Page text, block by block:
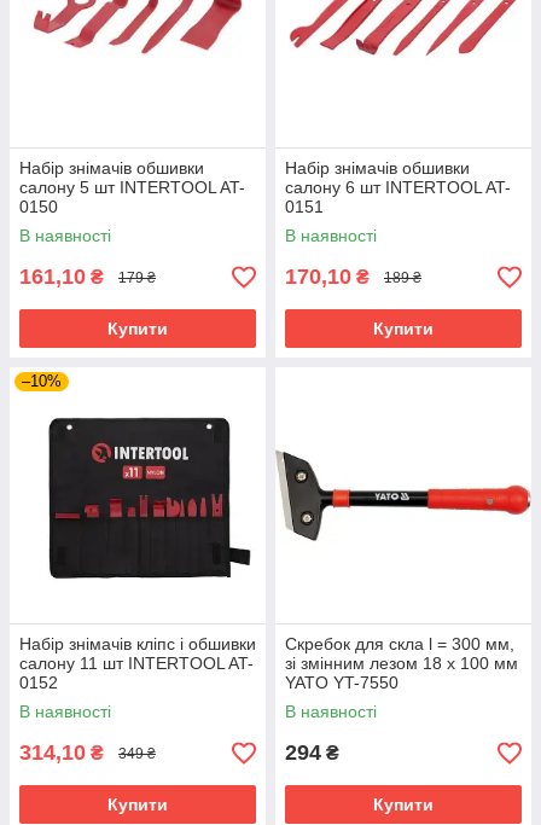
Набір знімачів обшивки
салону 5 шт INTERTOOL AT-
0150
В наявності
161,10 ₴ 179 ₴
Купити
Набір знімачів обшивки
салону 6 шт INTERTOOL AT-
0151
В наявності
170,10 ₴ 189 ₴
Купити
–10%
Набір знімачів кліпс і обшивки
салону 11 шт INTERTOOL AT-
0152
В наявності
314,10 ₴ 349 ₴
Купити
Скребок для скла l = 300 мм,
зі змінним лезом 18 x 100 мм
YATO YT-7550
В наявності
294 ₴
Купити